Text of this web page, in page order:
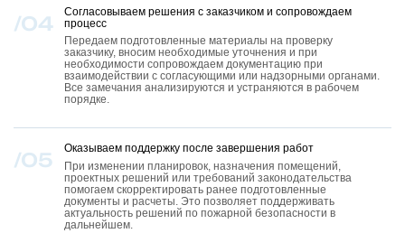
ПРОЕКТ №2
Согласовываем решения с заказчиком и сопровождаем
процесс
Передаем подготовленные материалы на проверку
заказчику, вносим необходимые уточнения и при
необходимости сопровождаем документацию при
взаимодействии с согласующими или надзорными органами.
Все замечания анализируются и устраняются в рабочем
порядке.
Оказываем поддержку после завершения работ
При изменении планировок, назначения помещений,
проектных решений или требований законодательства
помогаем скорректировать ранее подготовленные
документы и расчеты. Это позволяет поддерживать
актуальность решений по пожарной безопасности в
дальнейшем.